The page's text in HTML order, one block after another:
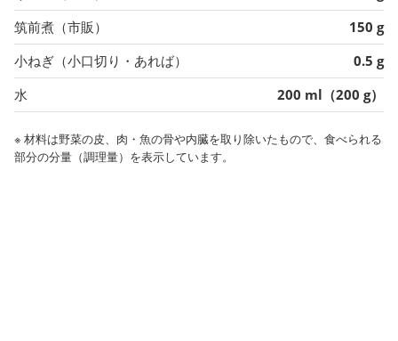
筑前煮（市販）
150 g
小ねぎ（小口切り・あれば）
0.5 g
水
200 ml（200 g）
※ 材料は野菜の皮、肉・魚の骨や内臓を取り除いたもので、食べられる
部分の分量（調理量）を表示しています。